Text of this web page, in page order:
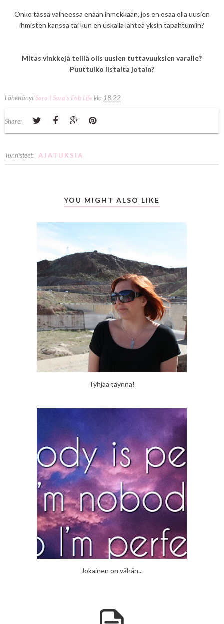
Onko tässä vaiheessa enään ihmekkään, jos en osaa olla uusien
ihmisten kanssa tai kun en uskalla lähteä yksin tapahtumiin?
Mitäs vinkkejä teillä olis uusien tuttavuuksien varalle?
Puuttuiko listalta jotain?
LähettänytSara I Sara's Fab Lifeklo 18.22
Share:
Tunnisteet: AJATUKSIA
YOU MIGHT ALSO LIKE
Tyhjää täynnä!
Jokainen on vähän...